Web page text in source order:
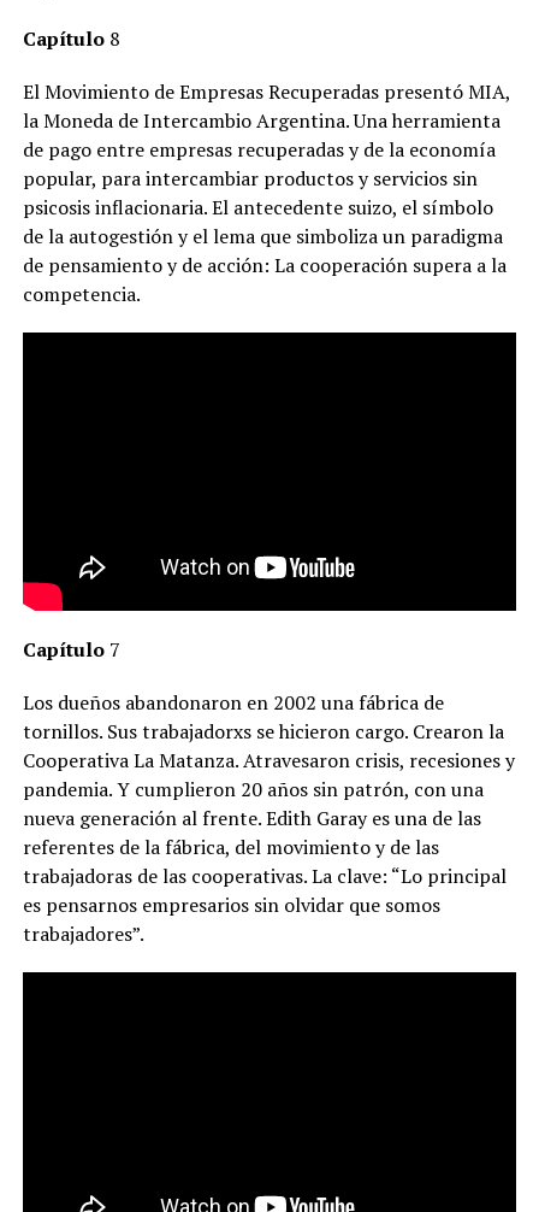
Capítulo 8
El Movimiento de Empresas Recuperadas presentó MIA,
la Moneda de Intercambio Argentina. Una herramienta
de pago entre empresas recuperadas y de la economía
popular, para intercambiar productos y servicios sin
psicosis inflacionaria. El antecedente suizo, el símbolo
de la autogestión y el lema que simboliza un paradigma
de pensamiento y de acción: La cooperación supera a la
competencia.
Capítulo 7
Los dueños abandonaron en 2002 una fábrica de
tornillos. Sus trabajadorxs se hicieron cargo. Crearon la
Cooperativa La Matanza. Atravesaron crisis, recesiones y
pandemia. Y cumplieron 20 años sin patrón, con una
nueva generación al frente. Edith Garay es una de las
referentes de la fábrica, del movimiento y de las
trabajadoras de las cooperativas. La clave: “Lo principal
es pensarnos empresarios sin olvidar que somos
trabajadores”.